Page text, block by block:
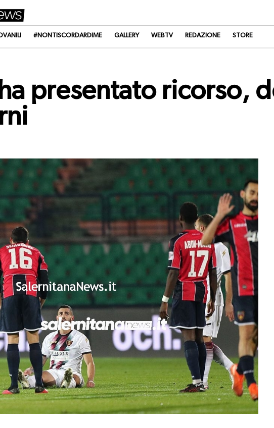
#NONTISCORDARDIME GALLERY WEBTV REDAZIONE STORE
presentato ricorso,